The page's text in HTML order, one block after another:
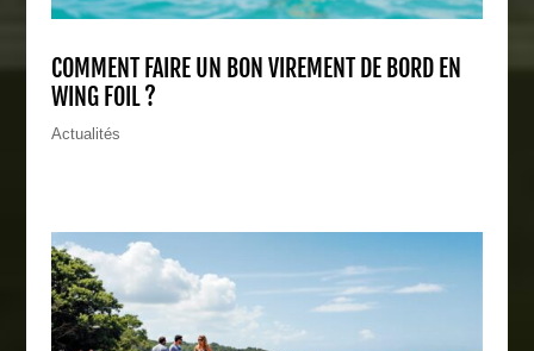
COMMENT FAIRE UN BON VIREMENT DE BORD EN
WING FOIL ?
Actualités